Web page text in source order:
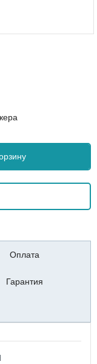
Оплата
Гарантия